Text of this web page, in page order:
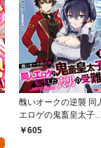
醜いオークの逆襲 同
エロゲの鬼畜皇太子
転生した喪男の受難
605